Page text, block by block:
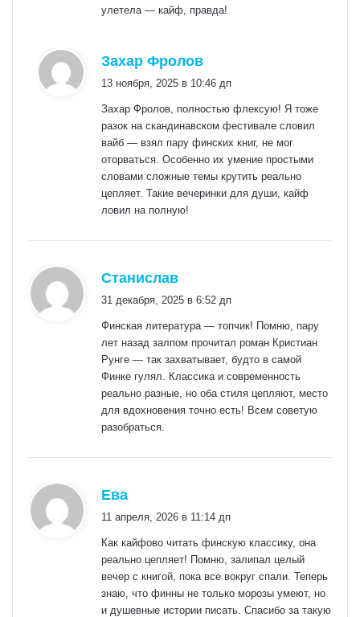
улетела — кайф, правда!
Захар Фролов
13 ноября, 2025 в 10:46 дп
Захар Фролов, полностью флексую! Я тоже
разок на скандинавском фестивале словил
вайб — взял пару финских книг, не мог
оторваться. Особенно их умение простыми
словами сложные темы крутить реально
цепляет. Такие вечеринки для души, кайф
ловил на полную!
Станислав
31 декабря, 2025 в 6:52 дп
Финская литература — топчик! Помню, пару
лет назад залпом прочитал роман Кристиан
Рунге — так захватывает, будто в самой
Финке гулял. Классика и современность
реально разные, но оба стиля цепляют, место
для вдохновения точно есть! Всем советую
разобраться.
Ева
11 апреля, 2026 в 11:14 дп
Как кайфово читать финскую классику, она
реально цепляет! Помню, залипал целый
вечер с книгой, пока все вокруг спали. Теперь
знаю, что финны не только морозы умеют, но
и душевные истории писать. Спасибо за такую